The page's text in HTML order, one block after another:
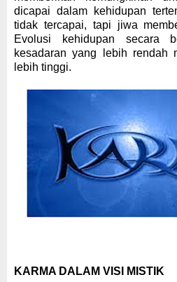
dicapai dalam kehidupan
tidak tercapai, tapi jiwa
Evolusi kehidupan secara
kesadaran yang lebih rendah
lebih tinggi.
KARMA DALAM VISI MISTIK